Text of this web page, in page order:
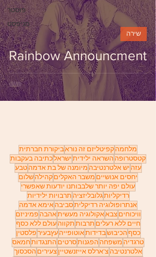
פוסטר
מניפסט
Rainbow Announcment
שירה
ביקורת חברתיתקפיטליזם זה נורא מלחמה
כתיבה בעקבותישראל השראה ילידית קטסטרופה
טבע מיומנה של בת אדמה יש אלטרנטיבה עזה
שלום קהילה משבר האקלים יחסים אנושיים
עולם יפה יותר שלבבותנו יודעות שאפשרי
תרבויות ילידיות גלובליזציהרדיקליות
אימא אדמה סביבהאנתרופולוגיה רדיקלית
פמיניזם אהבהאקולוגיה מעשיתצבא וויכוחים
עולם ללא כסף תקווה תרבות חיים ללא רעלים
פלסטין עץבעיר אוטופייהבדידותהכיבוש כסף
חמאס התנגדות סרטיםהפגנות משפחה טרגדיה
הסכסוך צעירים צ'ארלס אייזנשטיין אלטרנטיבה